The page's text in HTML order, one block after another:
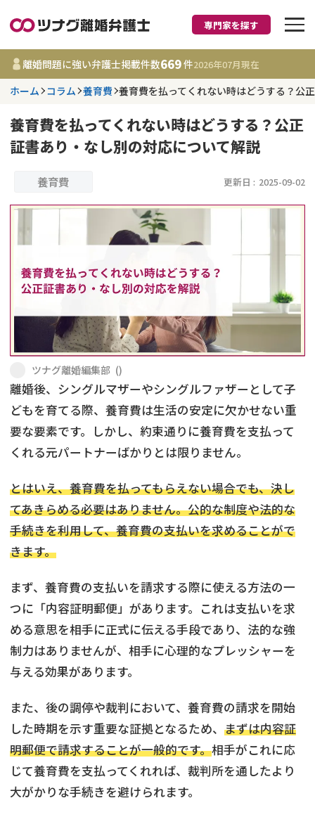
離婚に強い弁護士
都道府県を選択
事務所 669
件
更新日 :2026年07月31日
離婚裁判
不貞・不倫慰謝料請求
内縁の夫婦
コラム
養育費
慰謝料
国際離婚
DV
離婚の相談先
その他の男女問題
専門家を探す
離婚問題に強い弁護士掲載件数669件2026年07月現在
ホーム コラム 養育費 養育費を払ってくれない時はどうする？公
養育費を払ってくれない時はどうする？公正
証書あり・なし別の対応について解説
養育費 更新日 : 2025-09-02
ツナグ離婚編集部 ()
離婚後、シングルマザーやシングルファザーとして子
どもを育てる際、養育費は生活の安定に欠かせない重
要な要素です。しかし、約束通りに養育費を支払って
くれる元パートナーばかりとは限りません。
とはいえ、養育費を払ってもらえない場合でも、決し
てあきらめる必要はありません。公的な制度や法的な
手続きを利用して、養育費の支払いを求めることがで
きます。
まず、養育費の支払いを請求する際に使える方法の一
つに「内容証明郵便」があります。これは支払いを求
める意思を相手に正式に伝える手段であり、法的な強
制力はありませんが、相手に心理的なプレッシャーを
与える効果があります。
また、後の調停や裁判において、養育費の請求を開始
した時期を示す重要な証拠となるため、 まずは内容証
明郵便で請求することが一般的です。相手がこれに応
じて養育費を支払ってくれれば、裁判所を通したより
大がかりな手続きを避けられます。